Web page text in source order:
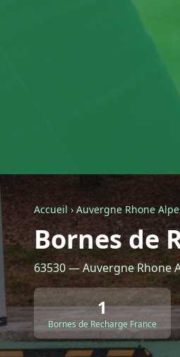
Accueil › Auvergne Rhone
Bornes de
63530 — Auvergne Rhone
1
Bornes de Recharge France